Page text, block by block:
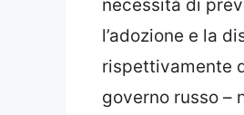
necessità di
l’adozione e la
rispettivamente
governo russo –